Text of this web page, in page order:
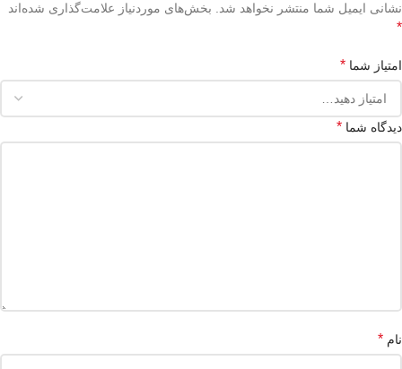
نشانی ایمیل شما منتشر نخواهد شد. بخش‌های موردنیاز علامت‌گذاری شده‌اند
*
امتیاز شما *
دیدگاه شما *
نام *